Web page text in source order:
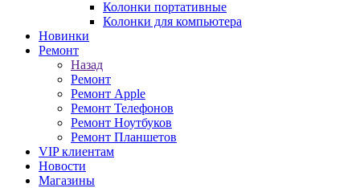
Колонки портативные
Колонки для компьютера
Новинки
Ремонт
Назад
Ремонт
Ремонт Apple
Ремонт Телефонов
Ремонт Ноутбуков
Ремонт Планшетов
VIP клиентам
Новости
Магазины